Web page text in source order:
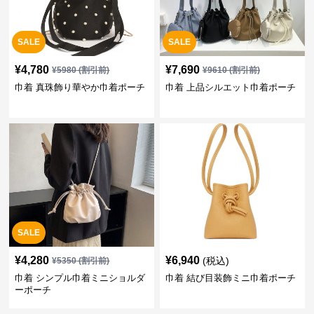
SALE
¥4,780 ¥5980(割引前)
巾着 真珠飾り華やか巾着ポーチ
SALE
¥7,690 ¥9610(割引前)
巾着 上品シルエット巾着ポーチ
SALE
¥4,280 ¥5350(割引前)
巾着 シンプル巾着ミニショルダ
ーポーチ
¥6,940 (税込)
巾着 結び目装飾ミニ巾着ポーチ